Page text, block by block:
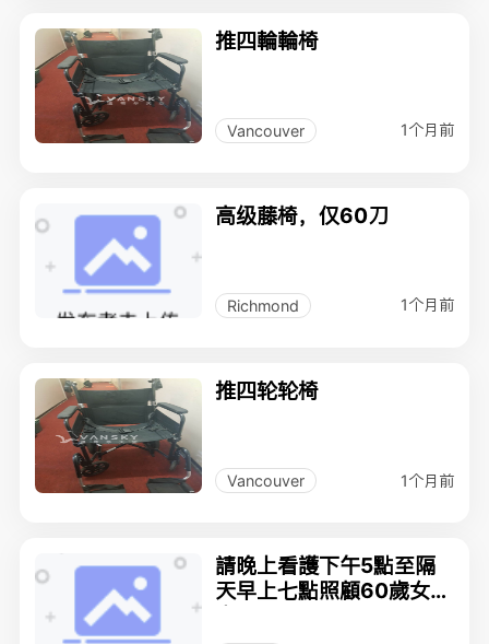
推四輪輪椅
Vancouver 1个月前
高级藤椅，仅60刀
Richmond 1个月前
推四轮轮椅
Vancouver 1个月前
請晚上看護下午5點至隔
天早上七點照顧60歲女